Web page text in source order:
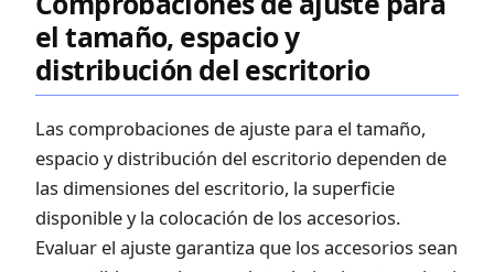
el tamaño, espacio y
distribución del escritorio
Las comprobaciones de ajuste para el tamaño,
espacio y distribución del escritorio dependen de
las dimensiones del escritorio, la superficie
disponible y la colocación de los accesorios.
Evaluar el ajuste garantiza que los accesorios sean